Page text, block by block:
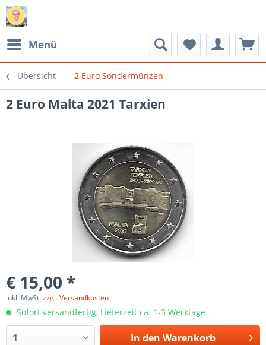
Menü
Übersicht 2 Euro Sondermünzen
2 Euro Malta 2021 Tarxien
€ 15,00 *
inkl. MwSt.zzgl. Versandkosten
Sofort versandfertig, Lieferzeit ca. 1-3 Werktage
In den Warenkorb